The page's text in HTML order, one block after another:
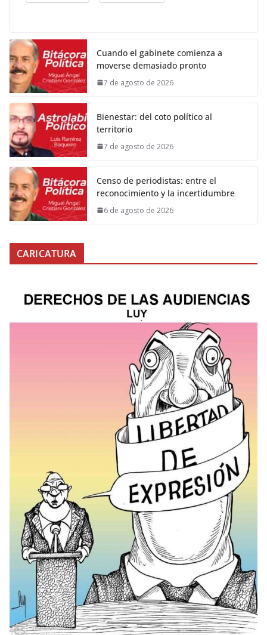
Cuando el gabinete comienza a
moverse demasiado pronto
7 de agosto de 2026
Bienestar: del coto político al
territorio
7 de agosto de 2026
Censo de periodistas: entre el
reconocimiento y la incertidumbre
6 de agosto de 2026
CARICATURA